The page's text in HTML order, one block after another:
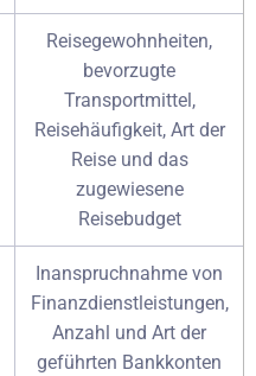
Reisegewohnheiten,
bevorzugte
Transportmittel,
Reisehäufigkeit, Art der
Reise und das
zugewiesene
Reisebudget
Inanspruchnahme von
Finanzdienstleistungen,
Anzahl und Art der
geführten Bankkonten